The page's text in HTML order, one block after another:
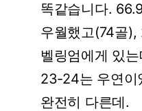
똑같습니다.
우월했고(74골),
벨링엄에게 있
23-24는 우연이
완전히 다른데.